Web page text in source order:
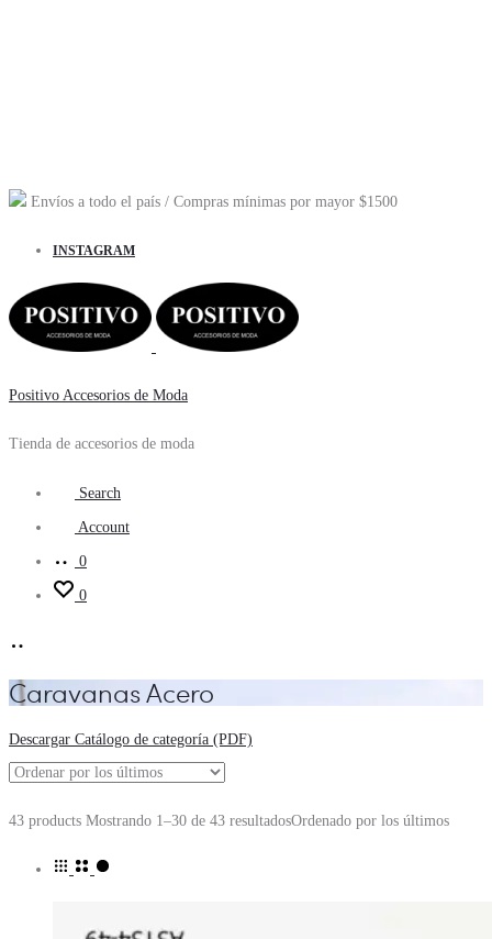
Envíos a todo el país / Compras mínimas por mayor $1500
INSTAGRAM
Positivo Accesorios de Moda
Tienda de accesorios de moda
Search
Account
0
0
Caravanas Acero
Descargar Catálogo de categoría (PDF)
43 products Mostrando 1–30 de 43 resultadosOrdenado por los últimos